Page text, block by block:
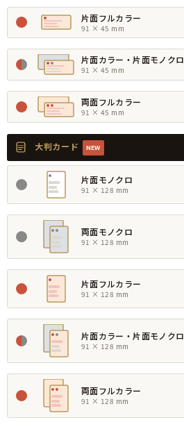
片面フルカラー
91 × 45 mm
片面カラー・片面モノクロ
91 × 45 mm
両面フルカラー
91 × 45 mm
大判カード NEW
片面モノクロ
91 × 128 mm
両面モノクロ
91 × 128 mm
片面フルカラー
91 × 128 mm
片面カラー・片面モノクロ
91 × 128 mm
両面フルカラー
91 × 128 mm